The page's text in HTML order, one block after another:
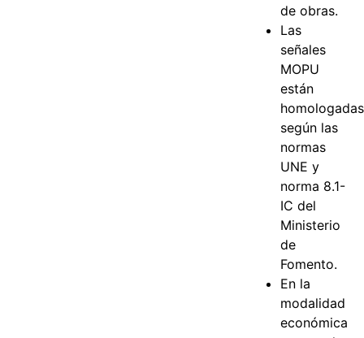
de obras.
Las
señales
MOPU
están
homologadas
según las
normas
UNE y
norma 8.1-
IC del
Ministerio
de
Fomento.
En la
modalidad
económica